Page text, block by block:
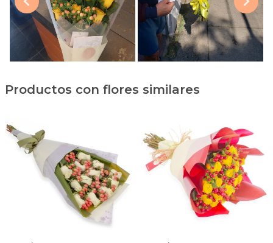
Productos con flores similares